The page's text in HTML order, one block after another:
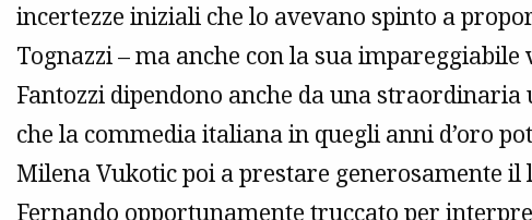
incertezze iniziali che lo avevano spinto a
Tognazzi – ma anche con la sua
Fantozzi dipendono anche da una
che la commedia italiana in quegli anni d’oro
Milena Vukotic poi a prestare generosamente
Fernando opportunamente truccato per